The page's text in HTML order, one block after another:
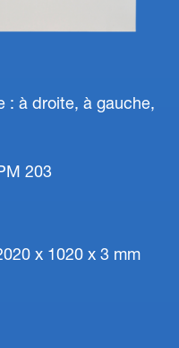
: à droite, à gauche,
203
x 1020 x 3 mm